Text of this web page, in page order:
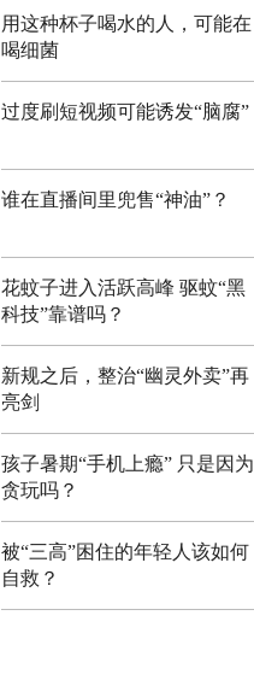
用这种杯子喝水的人，可能在
喝细菌
过度刷短视频可能诱发“脑腐”
谁在直播间里兜售“神油”？
花蚊子进入活跃高峰 驱蚊“黑
科技”靠谱吗？
新规之后，整治“幽灵外卖”再
亮剑
孩子暑期“手机上瘾” 只是因为
贪玩吗？
被“三高”困住的年轻人该如何
自救？